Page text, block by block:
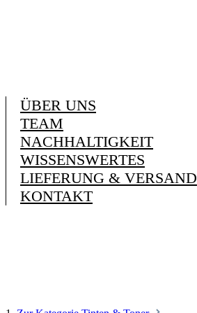
ÜBER UNS
TEAM
NACHHALTIGKEIT
WISSENSWERTES
LIEFERUNG & VERSAND
KONTAKT